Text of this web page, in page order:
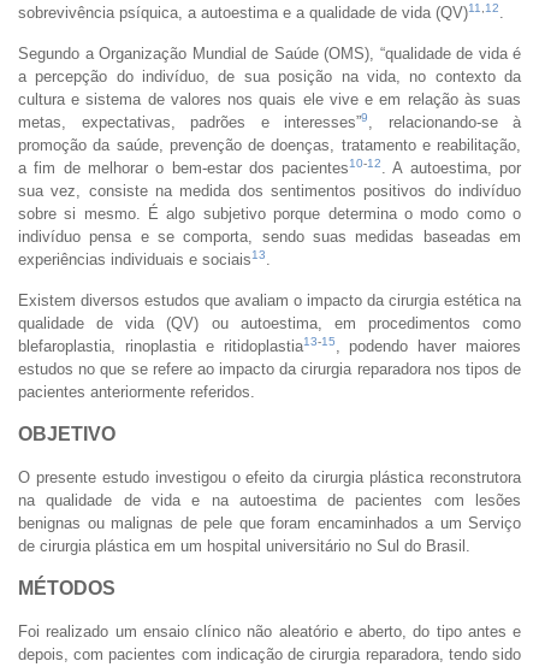
sobrevivência psíquica, a autoestima e a qualidade de vida (QV)11 12
Segundo a Organização Mundial de Saúde (OMS), “qualidade de vida é
a percepção do indivíduo, de sua posição na vida, no contexto da
cultura e sistema de valores nos quais ele vive e em relação às suas
metas, expectativas, padrões e interesses”9
, relacionando-se à
promoção da saúde, prevenção de doenças, tratamento e reabilitação,
a fim de melhorar o bem-estar dos pacientes10-12
. A autoestima, por
sua vez, consiste na medida dos sentimentos positivos do indivíduo
sobre si mesmo. É algo subjetivo porque determina o modo como o
indivíduo pensa e se comporta, sendo suas medidas baseadas em
experiências individuais e sociais13
Existem diversos estudos que avaliam o impacto da cirurgia estética na
qualidade de vida (QV) ou autoestima, em procedimentos como
blefaroplastia, rinoplastia e ritidoplastia13-15
, podendo haver maiores
estudos no que se refere ao impacto da cirurgia reparadora nos tipos de
pacientes anteriormente referidos.
OBJETIVO
O presente estudo investigou o efeito da cirurgia plástica reconstrutora
na qualidade de vida e na autoestima de pacientes com lesões
benignas ou malignas de pele que foram encaminhados a um Serviço
de cirurgia plástica em um hospital universitário no Sul do Brasil.
MÉTODOS
Foi realizado um ensaio clínico não aleatório e aberto, do tipo antes e
depois, com pacientes com indicação de cirurgia reparadora, tendo sido